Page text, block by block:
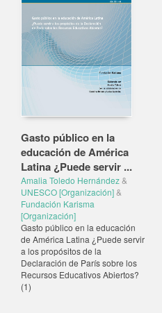
Gasto público en la
educación de América
Latina ¿Puede servir ...
Amalia Toledo Hernández&
UNESCO [Organización]&
Fundación Karisma
[Organización]
Gasto público en la educación
de América Latina ¿Puede servir
a los propósitos de la
Declaración de París sobre los
Recursos Educativos Abiertos?
(1)